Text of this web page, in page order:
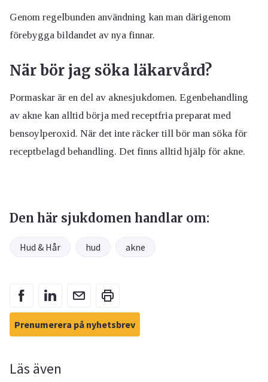
Genom regelbunden användning kan man därigenom
förebygga bildandet av nya finnar.
När bör jag söka läkarvård?
Pormaskar är en del av aknesjukdomen. Egenbehandling
av akne kan alltid börja med receptfria preparat med
bensoylperoxid. När det inte räcker till bör man söka för
receptbelagd behandling. Det finns alltid hjälp för akne.
Den här sjukdomen handlar om:
Hud & Hår hud akne
Prenumerera på nyhetsbrev
Läs även